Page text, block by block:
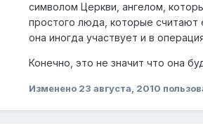
символом Церкви, ангелом,
простого люда, которые считают
она иногда участвует и в
Конечно, это не значит что она
Изменено 23 августа, 2010